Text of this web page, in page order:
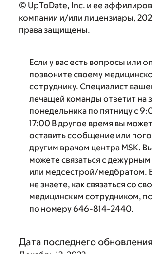
© UpToDate, Inc. и ее
компании и/или лицензиары,
права защищены.
Если у вас есть вопросы или
позвоните своему
сотруднику. Специалист
лечащей команды ответит на
понедельника по пятницу с
17:00 В другое время вы
оставить сообщение или
другим врачом центра MSK.
можете связаться с
или медсестрой/медбратом.
не знаете, как связаться со
медицинским сотрудником,
по номеру646-814-2440.
Дата последнего обновления